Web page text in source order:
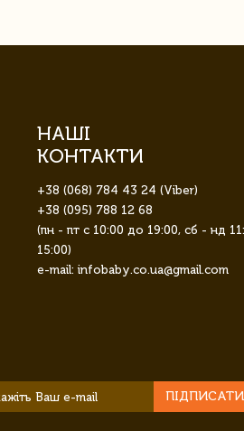
НАШІ
КОНТАКТИ
+38 (068) 784 43 24 (Viber)
+38 (095) 788 12 68
(пн - пт с 10:00 до 19:00, сб - нд
15:00)
e-mail: infobaby.co.ua@gmail.com